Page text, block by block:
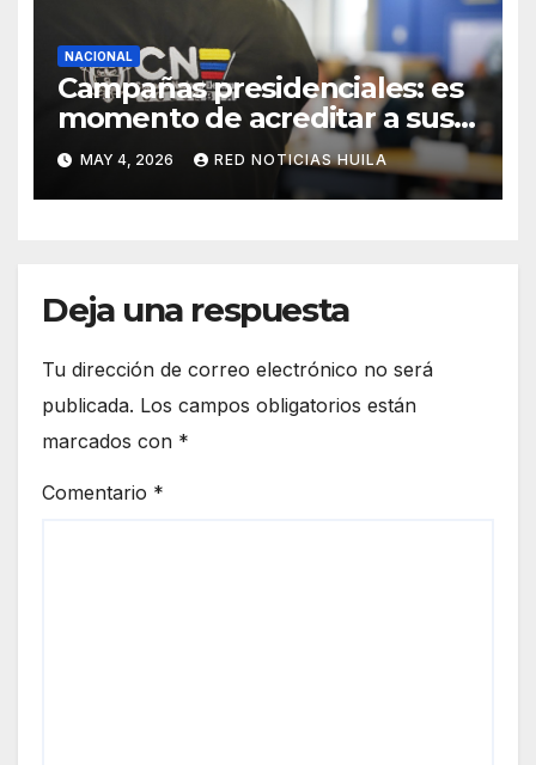
NACIONAL
Campañas presidenciales: es
momento de acreditar a sus
auditores de sistemas para
fortalecer la vigilancia
electoral
MAY 4, 2026 RED NOTICIAS HUILA
Deja una respuesta
Tu dirección de correo electrónico no será
publicada. Los campos obligatorios están
marcados con *
Comentario *